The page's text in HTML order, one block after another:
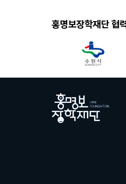
홍명보장학재단 협